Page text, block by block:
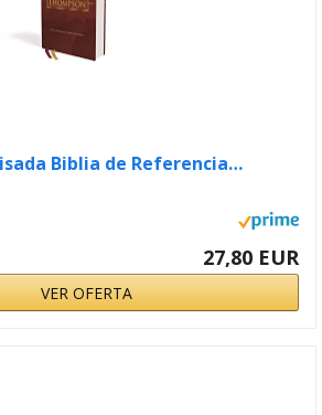
Biblia de Referencia…
27,80 EUR
VER OFERTA